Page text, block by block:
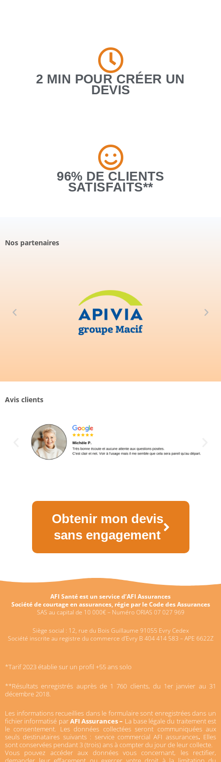
2 MIN POUR CRÉER UN
DEVIS
96% DE CLIENTS
SATISFAITS**
Nos partenaires
Avis clients
Obtenir mon devis
sans engagement
AFI Santé est un service d’AFI Assurances
Société de courtage en assurances, régie par le Code des Assurances
SAS au capital de 10 000€ – Numéro ORIAS 07 027 969
Siège social : 12, rue du Bois Guillaume 91055 Evry Cedex
Société inscrite au registre du commerce d’Evry B 404 414 583 – APE 6622Z
*Tarif 2023 établie sur un profil +55 ans solo
**Résultats enregistrés auprès de 1 760 clients, du 1er janvier au 31
décembre 2018.
Les informations recueillies dans le formulaire sont enregistrées dans un
fichier informatisé parAFI Assurances – La base légale du traitement est
le consentement. Les données collectées seront communiquées aux
seuls destinataires suivants : service commercial AFI assurances. Elles
sont conservées pendant 3 (trois) ans à compter du jour de leur collecte.
Vous pouvez accéder aux données vous concernant, les rectifier,